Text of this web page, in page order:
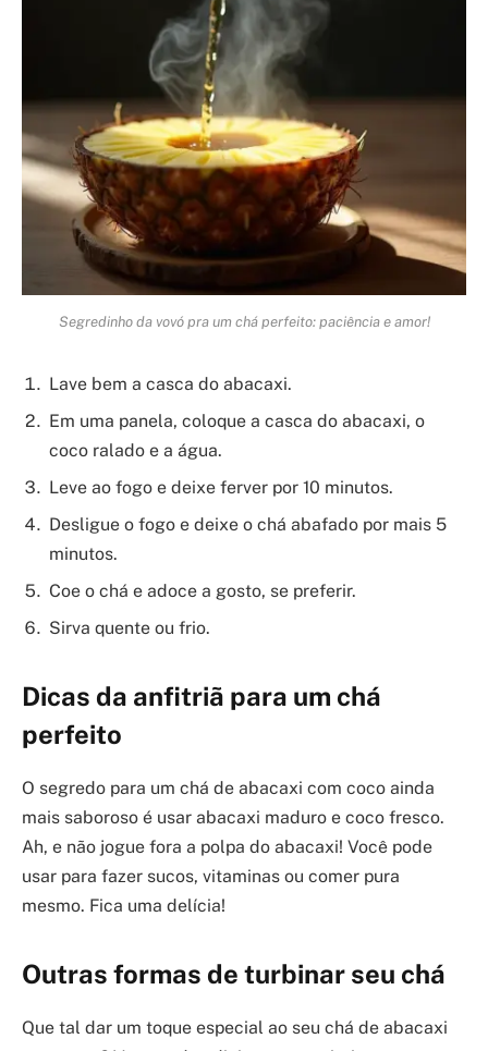
Segredinho da vovó pra um chá perfeito: paciência e amor!
Lave bem a casca do abacaxi.
Em uma panela, coloque a casca do abacaxi, o
coco ralado e a água.
Leve ao fogo e deixe ferver por 10 minutos.
Desligue o fogo e deixe o chá abafado por mais 5
minutos.
Coe o chá e adoce a gosto, se preferir.
Sirva quente ou frio.
Dicas da anfitriã para um chá
perfeito
O segredo para um chá de abacaxi com coco ainda
mais saboroso é usar abacaxi maduro e coco fresco.
Ah, e não jogue fora a polpa do abacaxi! Você pode
usar para fazer sucos, vitaminas ou comer pura
mesmo. Fica uma delícia!
Outras formas de turbinar seu chá
Que tal dar um toque especial ao seu chá de abacaxi